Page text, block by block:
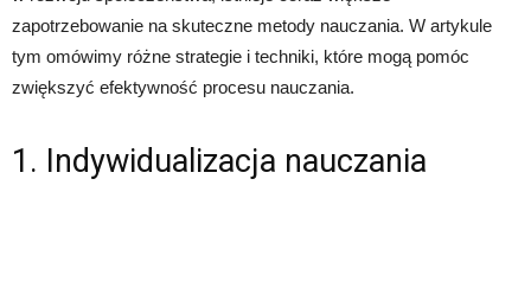
zapotrzebowanie na skuteczne metody nauczania. W artykule
tym omówimy różne strategie i techniki, które mogą pomóc
zwiększyć efektywność procesu nauczania.
1. Indywidualizacja nauczania